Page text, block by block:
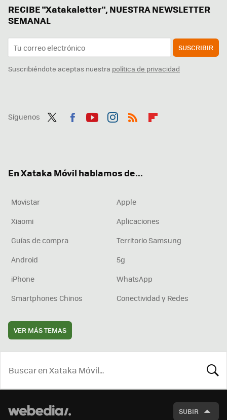
RECIBE "Xatakaletter", NUESTRA NEWSLETTER
SEMANAL
SUSCRIBIR
Suscribiéndote aceptas nuestra política de privacidad
Síguenos
En Xataka Móvil hablamos de...
Movistar
Apple
Xiaomi
Aplicaciones
Guías de compra
Territorio Samsung
Android
5g
iPhone
WhatsApp
Smartphones Chinos
Conectividad y Redes
VER MÁS TEMAS
SUBIR